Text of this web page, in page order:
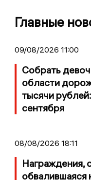
Главные
09/08/2026 11:00
Собрать
области
тысячи
сентября
08/08/2026 18:11
Награждения,
обвалившаяся